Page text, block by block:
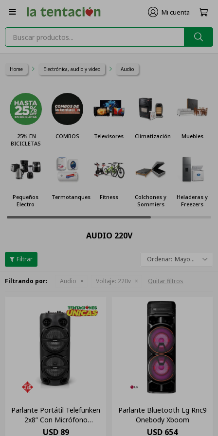

Home Electrónica, audio y video Audio
-25% EN
BICICLETAS
COMBOS Televisores Climatización Muebles
Pequeños
Electro
Termotanques Fitness
Colchones y
Sommiers
Heladeras y
Freezers
AUDIO 220V
Mayor descuento
Filtrando por: Audio Voltaje: 220v Quitar filtros
Parlante Portátil Telefunken
2x8” Con Micrófono
Inalámbrico Y Luces Led
USD 89
Parlante Bluetooth Lg Rnc9
Onebody Xboom
USD 654